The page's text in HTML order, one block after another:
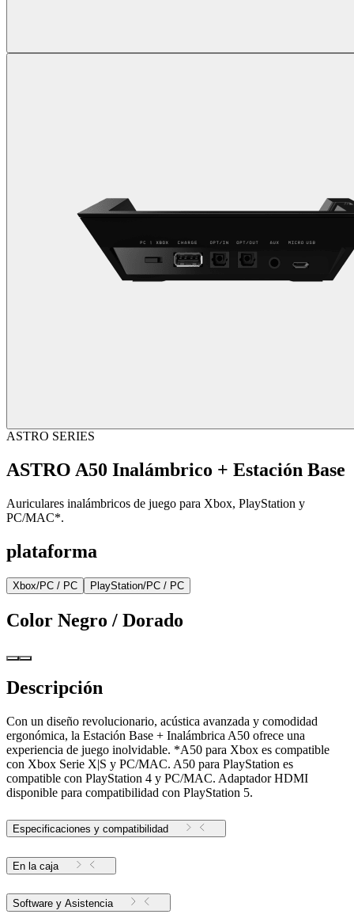
ASTRO SERIES
ASTRO A50 Inalámbrico + Estación Base
Auriculares inalámbricos de juego para Xbox, PlayStation y
PC/MAC*.
plataforma
Xbox/PC / PC PlayStation/PC / PC
Color Negro / Dorado
Descripción
Con un diseño revolucionario, acústica avanzada y comodidad
ergonómica, la Estación Base + Inalámbrica A50 ofrece una
experiencia de juego inolvidable. *A50 para Xbox es compatible
con Xbox Serie X|S y PC/MAC. A50 para PlayStation es
compatible con PlayStation 4 y PC/MAC. Adaptador HDMI
disponible para compatibilidad con PlayStation 5.
Especificaciones y compatibilidad
En la caja
Software y Asistencia